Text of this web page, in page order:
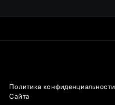
Политика конфиденциальности
Сайта